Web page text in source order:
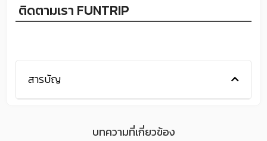
ติดตามเรา FUNTRIP
สารบัญ
บทความที่เกี่ยวข้อง